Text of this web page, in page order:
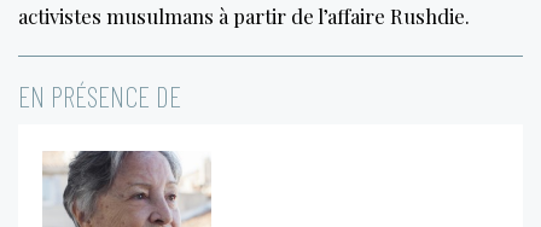
activistes musulmans à partir de l’affaire Rushdie.
EN PRÉSENCE DE